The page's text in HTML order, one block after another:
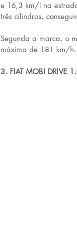
e 16,3 km/l na
três cilindros,
Segunda a marca, o
máxima de 181 km/
3. FIAT MOBI DRIVE